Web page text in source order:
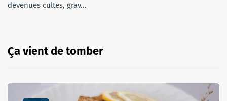
devenues cultes, grav...
Ça vient de tomber